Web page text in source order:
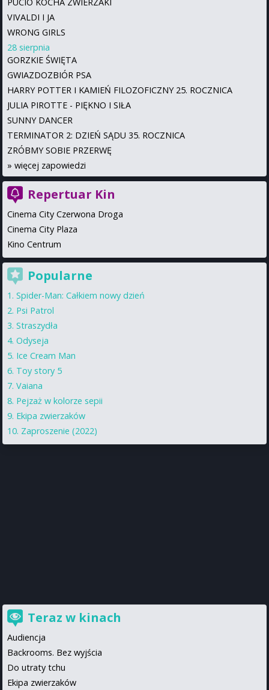
PUCIO KOCHA ZWIERZAKI
VIVALDI I JA
WRONG GIRLS
28 sierpnia
GORZKIE ŚWIĘTA
GWIAZDOZBIÓR PSA
HARRY POTTER I KAMIEŃ FILOZOFICZNY 25. ROCZNICA
JULIA PIROTTE - PIĘKNO I SIŁA
SUNNY DANCER
TERMINATOR 2: DZIEŃ SĄDU 35. ROCZNICA
ZRÓBMY SOBIE PRZERWĘ
» więcej zapowiedzi
Repertuar Kin
Cinema City Czerwona Droga
Cinema City Plaza
Kino Centrum
Popularne
Spider-Man: Całkiem nowy dzień
Psi Patrol
Straszydła
Odyseja
Ice Cream Man
Toy story 5
Vaiana
Pejzaż w kolorze sepii
Ekipa zwierzaków
Zaproszenie (2022)
Teraz w kinach
Audiencja
Backrooms. Bez wyjścia
Do utraty tchu
Ekipa zwierzaków